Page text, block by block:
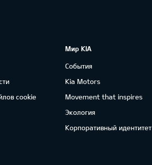
cookie
Мир KIA
События
Kia Motors
Movement that inspires
Экология
Корпоративный идентитет